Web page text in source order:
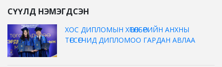
СҮҮЛД НЭМЭГДСЭН
ХОС ДИПЛОМЫН ХӨТӨЛБӨРИЙН АНХНЫ
ТӨГСӨГЧИД ДИПЛОМОО ГАРДАН АВЛАА